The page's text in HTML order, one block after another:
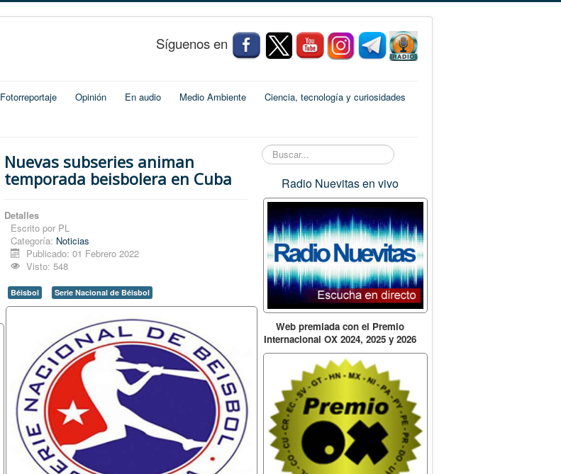
Síguenos en
Fotorreportaje Opinión En audio Medio Ambiente
Ciencia, tecnología y curiosidades
Nuevas subseries animan
temporada beisbolera en Cuba
Detalles
Escrito por PL
Categoría: Noticias
Publicado: 01 Febrero 2022
Visto: 548
Béisbol Serie Nacional de Béisbol
Buscar...
Radio Nuevitas en vivo
Web premiada con el Premio
Internacional OX 2024, 2025 y 2026